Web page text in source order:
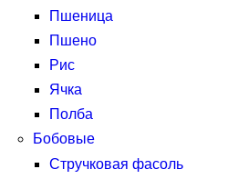
Пшеница
Пшено
Рис
Ячка
Полба
Бобовые
Стручковая фасоль